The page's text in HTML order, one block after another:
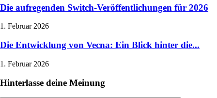
Die aufregenden Switch-Veröffentlichungen für 2026
1. Februar 2026
Die Entwicklung von Vecna: Ein Blick hinter die...
1. Februar 2026
Hinterlasse deine Meinung